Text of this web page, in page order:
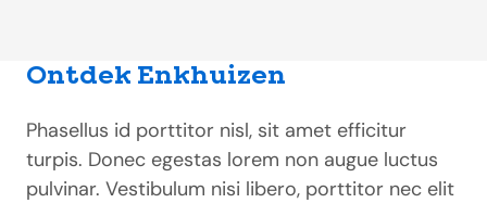
Ontdek Enkhuizen
Phasellus id porttitor nisl, sit amet efficitur
turpis. Donec egestas lorem non augue luctus
pulvinar. Vestibulum nisi libero, porttitor nec elit